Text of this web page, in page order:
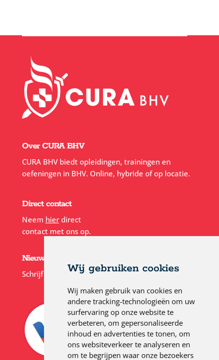
Wij gebruiken cookies
Wij maken gebruik van cookies en
andere tracking-technologieën om uw
surfervaring op onze website te
verbeteren, om gepersonaliseerde
inhoud en advertenties te tonen, om
ons websiteverkeer te analyseren en
om te begrijpen waar onze bezoekers
Over CURA BHV
CURA BHV biedt opleidingen, trainingen en
oefeningen in BHV. Online, hybride of op locatie.
Direct contact
Neem hierdirect
contact met ons op.
Nieuwsbrief
Schrijf je in voor onzenieuwsbrief